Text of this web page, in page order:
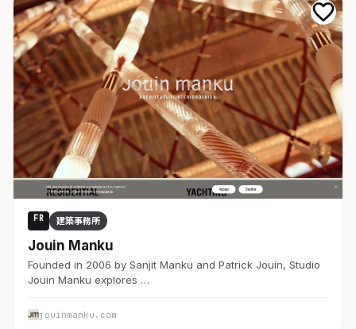
FR 建築事務所
Jouin Manku
Founded in 2006 by Sanjit Manku and Patrick Jouin, Studio
Jouin Manku explores …
jouinmanku.com